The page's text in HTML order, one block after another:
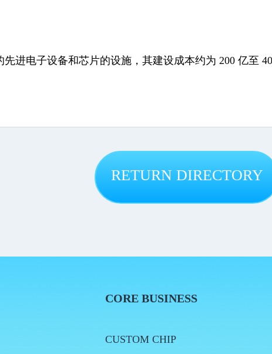
进电子设备和芯片的设施，其建设成本约为 200 亿至
RETURN DIRECTORY
CORE BUSINESS
CUSTOM CHIP